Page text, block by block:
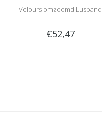
Velours omzoomd Lusband
€52,47